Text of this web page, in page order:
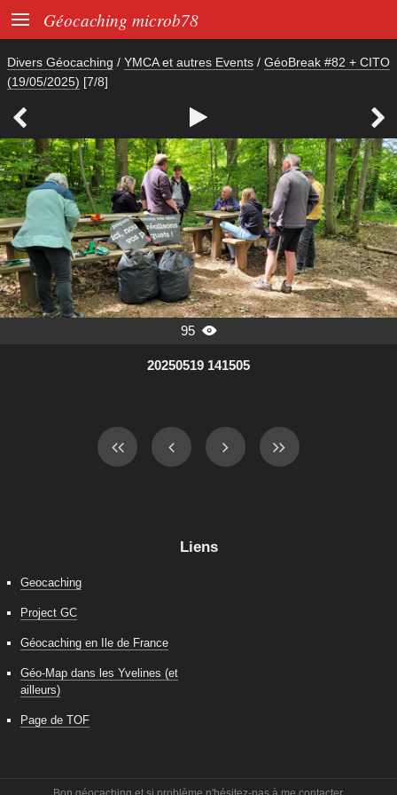
 Géocaching microb78
Divers Géocaching / YMCA et autres Events / GéoBreak #82 + CITO
(19/05/2025) [7/8]
  
95 
20250519 141505
Liens
Geocaching
Project GC
Géocaching en Ile de France
Géo-Map dans les Yvelines (et
ailleurs)
Page de TOF
Bon géocaching et si problème n'hésitez-pas à me contacter.